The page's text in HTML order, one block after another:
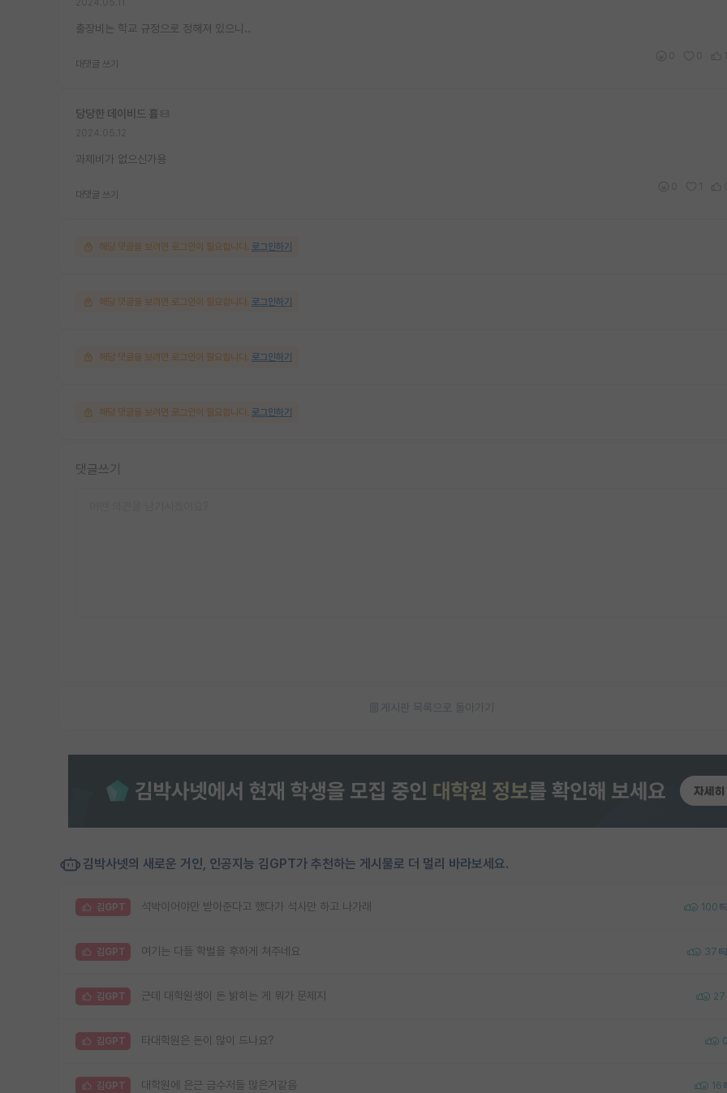
출장비는 학교 규정으로 정해져 있으니..
대댓글 쓰기
당당한 데이비드 흄
과제비가 없으신가용
대댓글 쓰기
해당 댓글을 보려면 로그인이 필요합니다. 로그인하기
해당 댓글을 보려면 로그인이 필요합니다. 로그인하기
해당 댓글을 보려면 로그인이 필요합니다. 로그인하기
해당 댓글을 보려면 로그인이 필요합니다. 로그인하기
댓글쓰기
게시판 목록으로 돌아가기
김박사넷의 새로운 거인, 인공지능 김GPT가 추천하는 게시물로 더 멀리 바라보세요.
김GPT 석박이어야만 받아준다고 했다가 석사만 하고 나가래 100
김GPT 여기는 다들 학벌을 후하게 쳐주네요 37
김GPT 근데 대학원생이 돈 밝히는 게 뭐가 문제지 27
김GPT 타대학원은 돈이 많이 드나요?
김GPT 대학원에 은근 금수저들 많은거같음 16